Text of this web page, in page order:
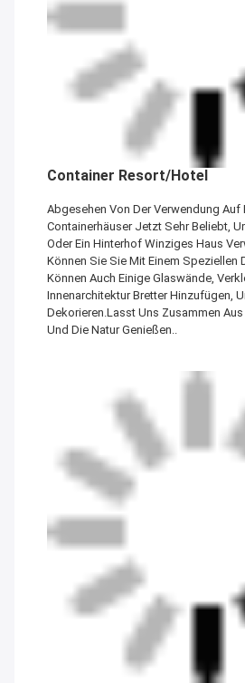
Container Resort/Hotel
Abgesehen Von Der Verwendung Auf
Containerhäuser Jetzt Sehr Beliebt,
Oder Ein Hinterhof Winziges Haus
Können Sie Sie Mit Einem Speziellen
Können Auch Einige Glaswände,
Innenarchitektur Bretter Hinzufügen,
Dekorieren.Lasst Uns Zusammen
Und Die Natur Genießen..